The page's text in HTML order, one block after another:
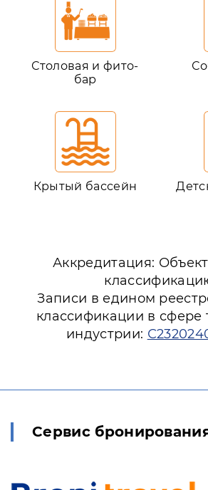
Столовая и фито-
бар
Крытый бассейн
Аккредитация:
Записи в едином
классификации в сфере
индустрии:
Сервис